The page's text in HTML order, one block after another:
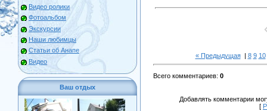
Видео ролики
Фотоальбом
Экскурсии
Наши любимцы
Статьи об Анапе
Видео
Ваш отдых
« Предыдущая| 8 9 10
Всего комментариев: 0
Добавлять комментарии
[